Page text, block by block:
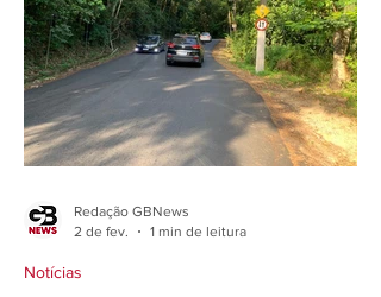
devem ser feitas exclusivamente pela
internet neste link – podendo ser
encerradas automaticamente quando o
número de inscritos a
Notícias
Redação GBNews
2 de fev.
1 min de leitura